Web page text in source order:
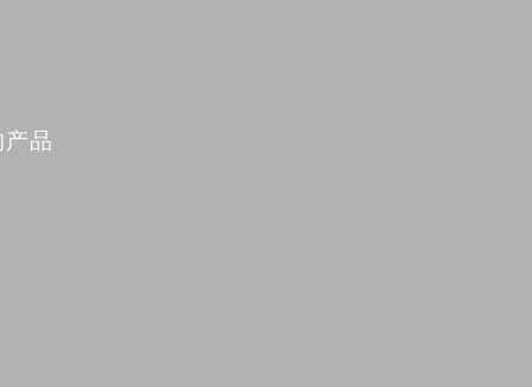
产品